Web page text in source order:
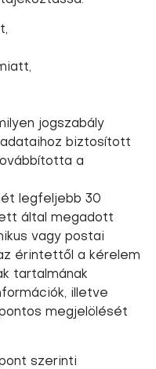
jogszabály
biztosított
a
legfeljebb 30
által megadott
vagy postai
érintettől a kérelem
tartalmának
illetve
megjelölését
szerinti